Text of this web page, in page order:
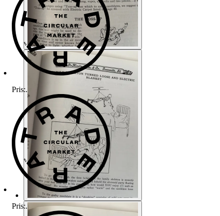
Pris:.
Pris:.